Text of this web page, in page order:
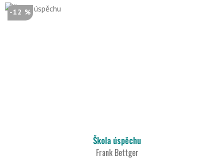
-12 %
Škola úspěchu
Frank Bettger